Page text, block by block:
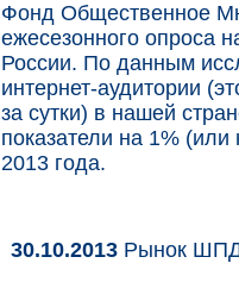
Фонд Общественное
ежесезонного опроса
России. По данным
интернет-аудитории
за сутки) в нашей
показатели на 1%
2013 года.
30.10.2013 Рынок ШПД